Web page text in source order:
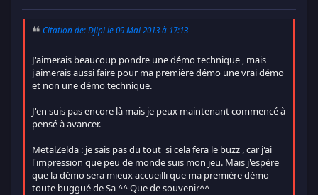
Citation de: Djipi le 09 Mai 2013 à 17:13
J'aimerais beaucoup pondre une démo technique , mais
j'aimerais aussi faire pour ma première démo une vrai démo
et non une démo technique.
J'en suis pas encore là mais je peux maintenant commencé à
pensé à avancer.
MetalZelda : je sais pas du tout si cela fera le buzz , car j'ai
l'impression que peu de monde suis mon jeu. Mais j'espère
que la démo sera mieux accueilli que ma première démo
toute buggué de Sa ^^ Que de souvenir^^